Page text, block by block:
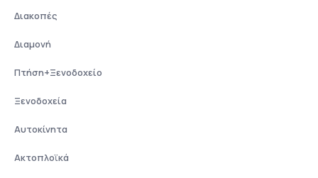
Διακοπές
Διαμονή
Πτήση+Ξενοδοχείο
Ξενοδοχεία
Αυτοκίνητα
Ακτοπλοϊκά